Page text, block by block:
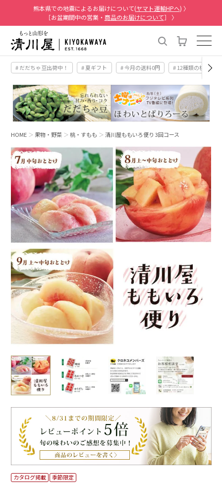
熊本県での地震によるお届けについて(ヤマト運輸HPへ) 〉
［お盆期間中の営業・ 商品のお届けについて］ 〉
# だだちゃ豆出荷中！ # 夏ギフト # 今月の送料0円 # 12種類の桃
HOME 果物・野菜 桃・すもも 清川屋ももいろ便り 3回コース
カタログ掲載 季節限定